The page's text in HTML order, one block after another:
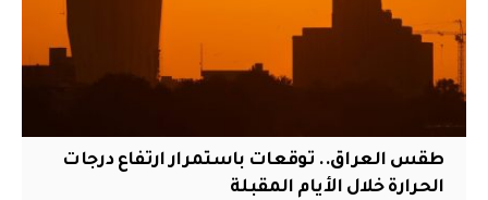
طقس العراق.. توقعات باستمرار ارتفاع درجات
الحرارة خلال الأيام المقبلة